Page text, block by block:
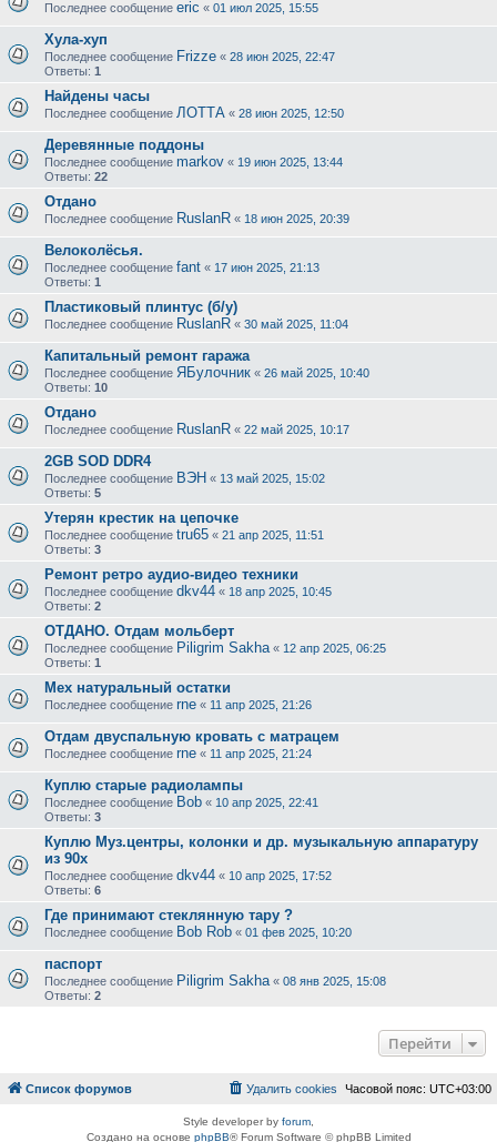
Последнее сообщение eric « 01 июл 2025, 15:55
Хула-хуп
Последнее сообщение Frizze « 28 июн 2025, 22:47
Ответы: 1
Найдены часы
Последнее сообщение ЛОТТА « 28 июн 2025, 12:50
Деревянные поддоны
Последнее сообщение markov « 19 июн 2025, 13:44
Ответы: 22
Отдано
Последнее сообщение RuslanR « 18 июн 2025, 20:39
Велоколёсья.
Последнее сообщение fant « 17 июн 2025, 21:13
Ответы: 1
Пластиковый плинтус (б/у)
Последнее сообщение RuslanR « 30 май 2025, 11:04
Капитальный ремонт гаража
Последнее сообщение ЯБулочник « 26 май 2025, 10:40
Ответы: 10
Отдано
Последнее сообщение RuslanR « 22 май 2025, 10:17
2GB SOD DDR4
Последнее сообщение ВЭН « 13 май 2025, 15:02
Ответы: 5
Утерян крестик на цепочке
Последнее сообщение tru65 « 21 апр 2025, 11:51
Ответы: 3
Ремонт ретро аудио-видео техники
Последнее сообщение dkv44 « 18 апр 2025, 10:45
Ответы: 2
ОТДАНО. Отдам мольберт
Последнее сообщение Piligrim Sakha « 12 апр 2025, 06:25
Ответы: 1
Мех натуральный остатки
Последнее сообщение rne « 11 апр 2025, 21:26
Отдам двуспальную кровать с матрацем
Последнее сообщение rne « 11 апр 2025, 21:24
Куплю старые радиолампы
Последнее сообщение Bob « 10 апр 2025, 22:41
Ответы: 3
Куплю Муз.центры, колонки и др. музыкальную аппаратуру
из 90х
Последнее сообщение dkv44 « 10 апр 2025, 17:52
Ответы: 6
Где принимают стеклянную тару ?
Последнее сообщение Bob Rob « 01 фев 2025, 10:20
паспорт
Последнее сообщение Piligrim Sakha « 08 янв 2025, 15:08
Ответы: 2
Перейти
Список форумов Часовой пояс: UTC+03:00
Удалить cookies
Style developer by forum
Создано на основе phpBB® Forum Software © phpBB Limited